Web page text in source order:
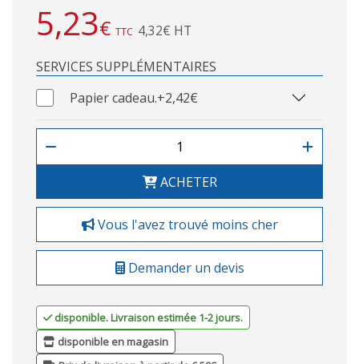
5,23€ TTC 4,32€ HT
SERVICES SUPPLÉMENTAIRES
Papier cadeau.+2,42€
ACHETER
Vous l'avez trouvé moins cher
Demander un devis
disponible. Livraison estimée 1-2 jours.
disponible en magasin